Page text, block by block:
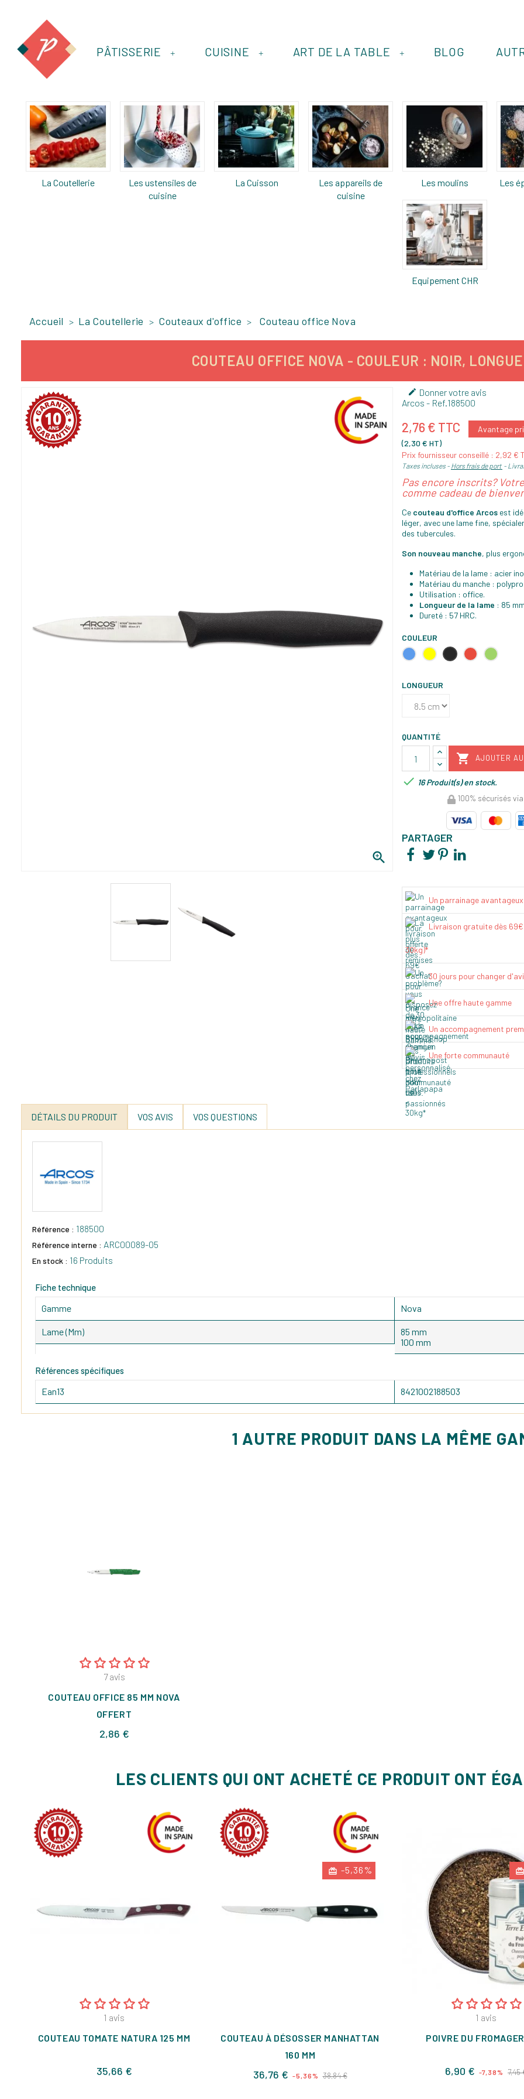
+
PÂTISSERIE +
CUISINE +
ART DE LA TABLE BLOG
La Coutellerie
Les ustensiles de
cuisine
La Cuisson
Les appareils de
cuisine
Les moulins Les
Equipement CHR
Accueil La Coutellerie Couteaux d'office Couteau office Nova
COUTEAU OFFICE NOVA - COULEUR : NOIR,
-5,48%

 Donner votre avis
Arcos - Ref.188500
2,76 € TTC
Avantage
(2,30 € HT)
Prix fournisseur conseillé : 2,92 €
Taxes incluses Hors frais de port
Pas encore inscrits?
comme cadeau de
Ce couteau d'office Arcos est
léger, avec une lame fine,
des tubercules.
Son nouveau manche, plus
Matériau de la lame : acier
Matériau du manche :
Utilisation : office.
Longueur de la lame : 85
Dureté : 57 HRC.
COULEUR
Bleu
JauneNoir RougeVert
LONGUEUR
QUANTITÉ
 AJOUTER
 16 Produit(s) en stock.
100% sécurisés
PARTAGER
Un parrainage avantageux
Livraison gratuite dès
30kg)*
30 jours pour changer
Une offre haute gamme
Un accompagnement
Une forte communauté
DÉTAILS DU PRODUIT VOS AVIS VOS QUESTIONS
Référence : 188500
Référence interne : ARC00089-05
En stock : 16 Produits
Fiche technique
Gamme Nova
Lame (mm)
85 mm
100 mm
Références spécifiques
Ean13 8421002188503
1 AUTRE PRODUIT DANS LA MÊME
7avis
COUTEAU OFFICE 85 MM NOVA
OFFERT
2,86 €Prix
LES CLIENTS QUI ONT ACHETÉ CE PRODUIT ONT
1 avis
COUTEAU TOMATE NATURA 125 MM
35,66 €Prix
-5,36%
COUTEAU À DÉSOSSER MANHATTAN
160 MM
36,76 € Prix
-5,36% 38,84 €Prix
1 avis
POIVRE DU
6,90 € Prix
-7,38% 7,45